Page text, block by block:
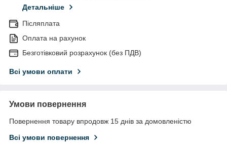
Детальніше
Післяплата
Оплата на рахунок
Безготівковий розрахунок (без ПДВ)
Всі умови оплати
Умови повернення
Повернення товару впродовж 15 днів за домовленістю
Всі умови повернення